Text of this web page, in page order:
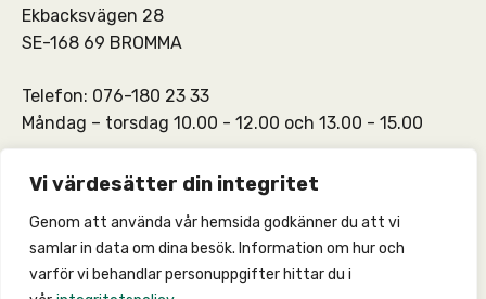
Vi värdesätter din integritet
Genom att använda vår hemsida godkänner du att vi
samlar in data om dina besök. Information om hur och
varför vi behandlar personuppgifter hittar du i
Ekbacksvägen 28
SE-168 69 BROMMA
Telefon: 076-180 23 33
Måndag – torsdag 10.00 - 12.00 och 13.00 - 15.00
SSRKs kansli och medlemskontakt: info@ssrk.se
SSRKs webmaster:webmaster@ssrk.se